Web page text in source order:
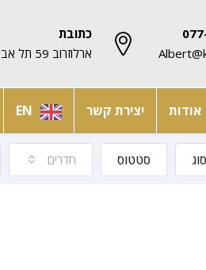
כתובת
ארלוזרוב 59 תל אביב
אודות יצירת קשר EN
סוג סטטוס חדרים